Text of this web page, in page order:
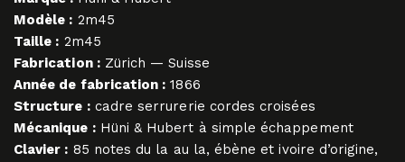
Modèle : 2m45
Taille : 2m45
Fabrication :Zürich — Suisse
Année de fabrication : 1866
Structure :cadre serrurerie cordes croisées
Mécanique :Hüni & Hubert à simple échappement
Clavier : 85 notes du la au la, ébène et ivoire d’origine,